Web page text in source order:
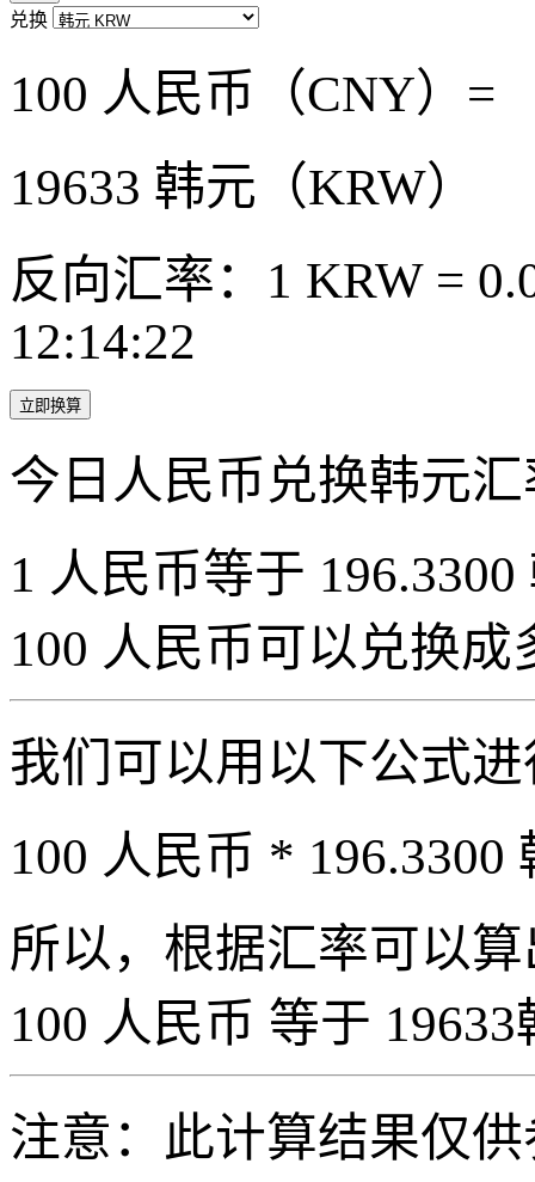
兑换
100 人民币（CNY）=
19633 韩元（KRW）
反向汇率：1 KRW =
12:14:22
立即换算
今日人民币兑换韩元
1 人民币等于
100 人民币可以兑换成
我们可以用以下公式
100 人民币 * 196.3300
所以，根据汇率可以
100 人民币 等于
注意：此计算结果仅